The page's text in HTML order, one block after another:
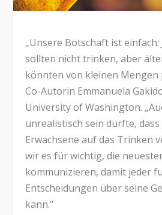
„Unsere Botschaft ist einfach:
sollten nicht trinken, aber
könnten von kleinen Mengen
Co-Autorin Emmanuela
University of Washington.
unrealistisch sein dürfte,
Erwachsene auf das Trinken
wir es für wichtig, die
kommunizieren, damit jeder
Entscheidungen über seine
kann.“